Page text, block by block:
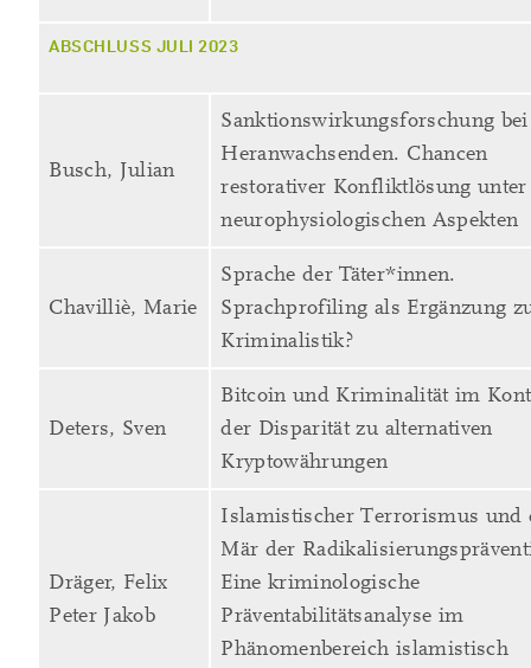
ABSCHLUSS JULI 2023
Busch, Julian
Sanktionswirkungsforschung bei
Heranwachsenden. Chancen
restorativer Konfliktlösung unter
neurophysiologischen Aspekten
Chavilliè, Marie
Sprache der Täter*innen.
Sprachprofiling als Ergänzung
Kriminalistik?
Deters, Sven
Bitcoin und Kriminalität im
der Disparität zu alternativen
Kryptowährungen
Dräger, Felix
Peter Jakob
Islamistischer Terrorismus und
Mär der
Eine kriminologische
Präventabilitätsanalyse im
Phänomenbereich islamistisch